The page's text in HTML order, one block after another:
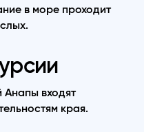
в море проходит
Анапы входят
края.